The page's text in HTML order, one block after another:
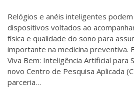
Relógios e anéis inteligentes
dispositivos voltados ao
física e qualidade do sono para
importante na medicina preventiva.
Viva Bem: Inteligência Artificial para
novo Centro de Pesquisa Aplicada
parceria…